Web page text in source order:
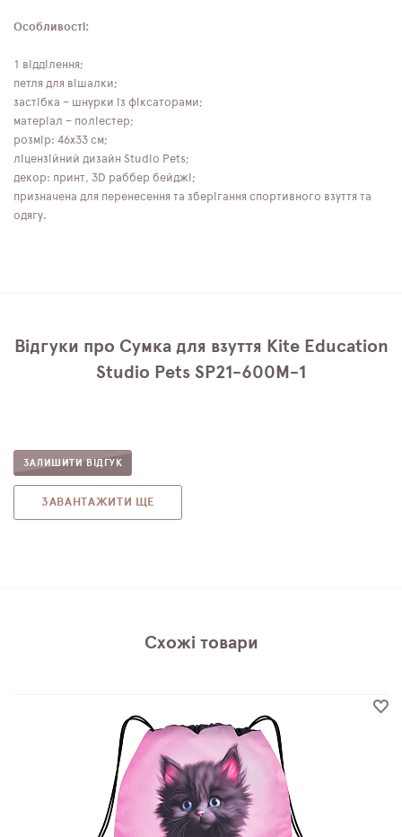
Особливості:
1 відділення;
петля для вішалки;
застібка – шнурки із фіксаторами;
матеріал – поліестер;
розмір: 46x33 см;
ліцензійний дизайн Studio Pets;
декор: принт, 3D раббер бейджі;
призначена для перенесення та зберігання спортивного взуття та
одягу.
Відгуки про Сумка для взуття Kite Education
Studio Pets SP21-600M-1
ЗАЛИШИТИ ВІДГУК
ЗАВАНТАЖИТИ ЩЕ
Схожі товари